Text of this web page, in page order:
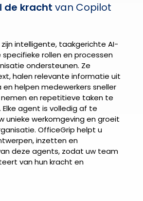
de kracht van Copilot
zijn intelligente, taakgerichte AI-
rollen en processen
ondersteunen. Ze
halen relevante informatie uit
helpen medewerkers sneller
en repetitieve taken te
agent is volledig af te
unieke werkomgeving en groeit
OfficeGrip helpt u
inzetten en
deze agents, zodat uw team
van hun kracht en